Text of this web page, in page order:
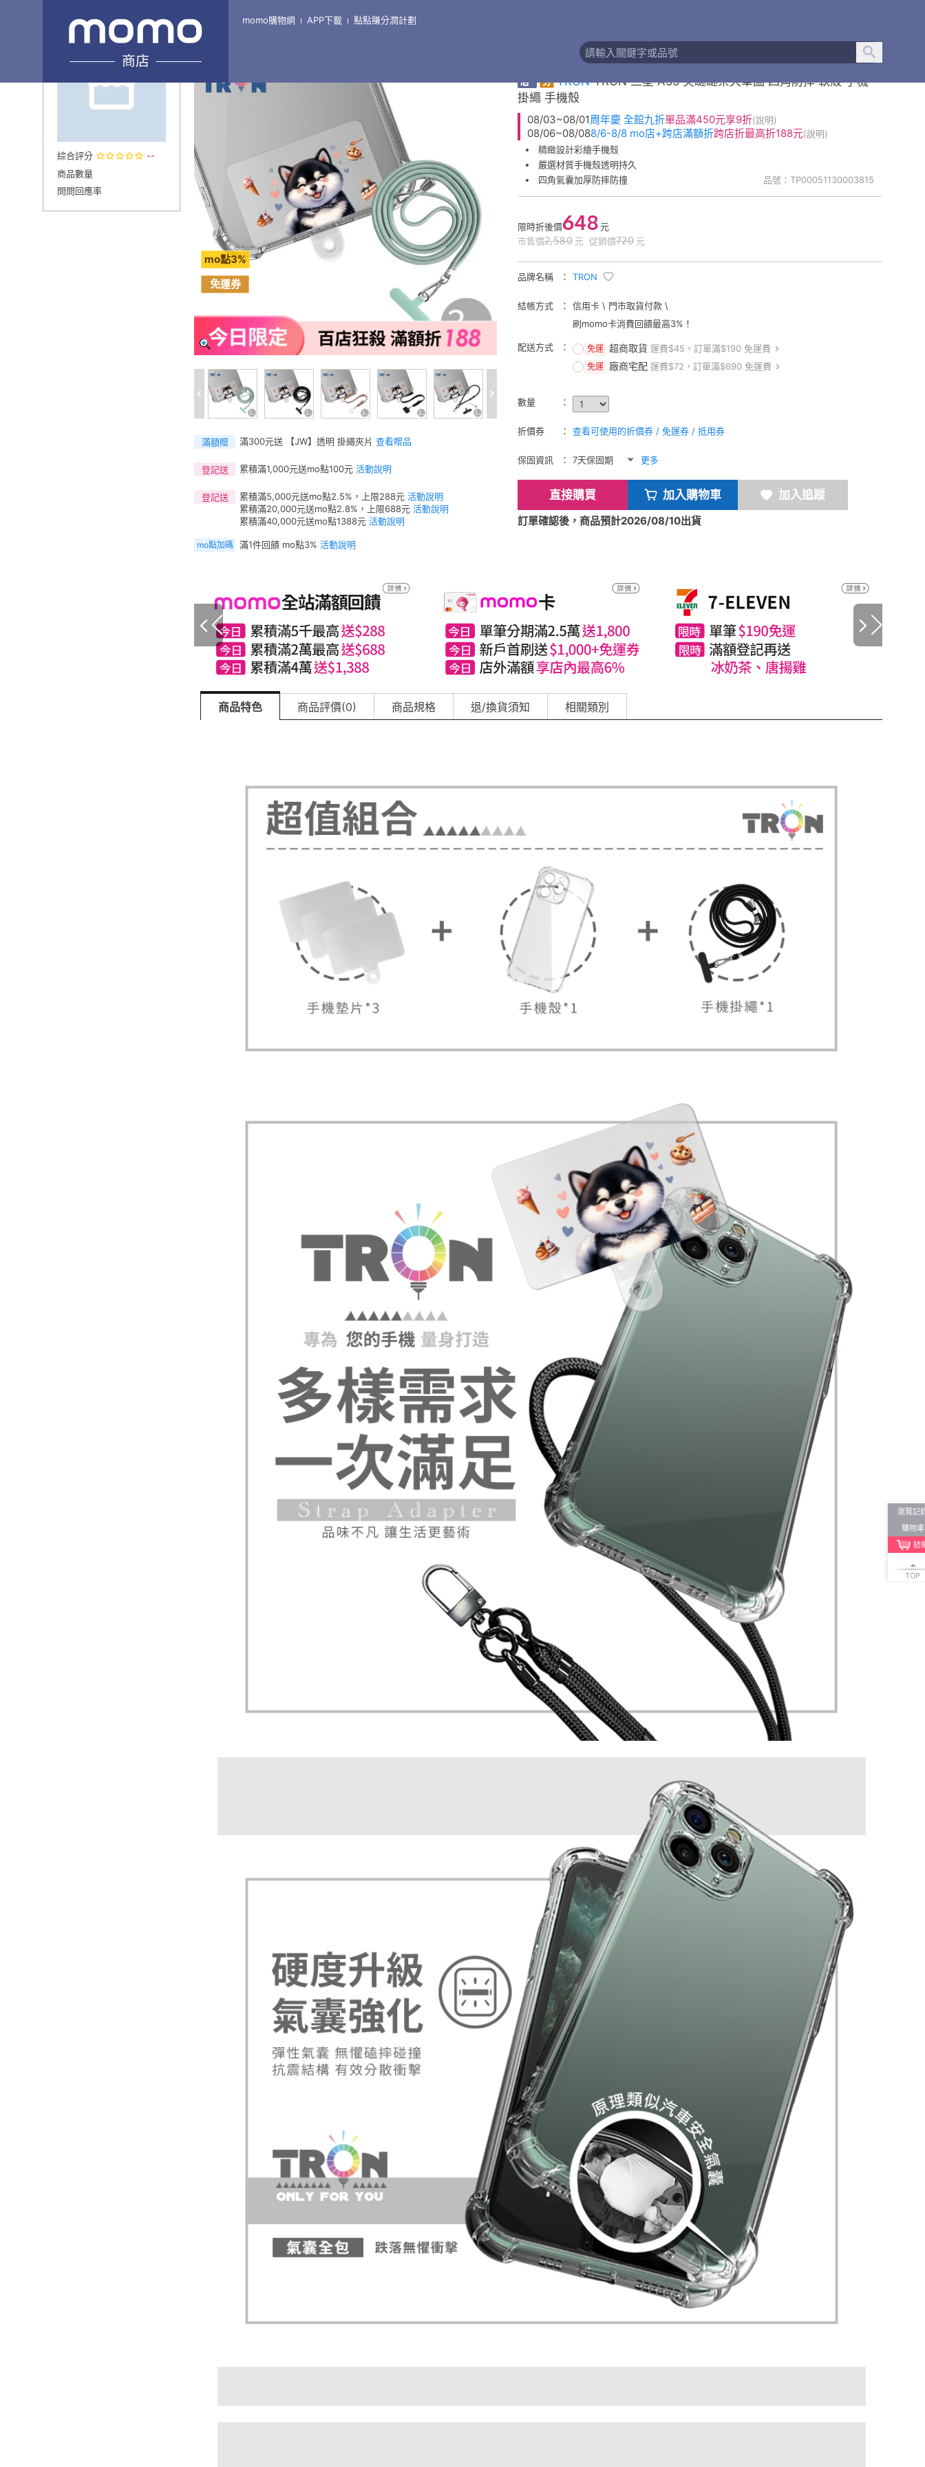
商店
momo購物網 APP下載 點點賺分潤計劃
綜合評分
--
商品數量
問問回應率
mo點3%
免運券
滿額贈 滿300元送 【JW】透明 掛繩夾片 查看贈品
登記送 累積滿1,000元送mo點100元 活動說明
登記送 累積滿5,000元送mo點2.5%，上限288元 活動說明
累積滿20,000元送mo點2.8%，上限688元 活動說明
累積滿40,000元送mo點1388元 活動說明
mo點加碼 滿1件回饋 mo點3% 活動說明
精緻彩繪掛繩手機殼
券 TRON TRON 三星 A55 笑瞇瞇柴犬單圖 四角防摔 軟殼 手機
掛繩 手機殼
08/03~08/01周年慶 全館九折單品滿450元享9折(說明)
08/06~08/088/6-8/8 mo店+跨店滿額折跨店折最高折188元(說明)
品號：TP00051130003815
精緻設計彩繪手機殼
嚴選材質手機殼透明持久
四角氣囊加厚防摔防撞
限時折後價648 元
市售價2,580 元 促銷價720 元
品牌名稱 TRON
結帳方式
信用卡 \ 門市取貨付款 \
刷momo卡消費回饋最高3%！
配送方式 免運 超商取貨 運費$45，訂單滿$190 免運費
免運 廠商宅配 運費$72，訂單滿$690 免運費
數量
折價券 查看可使用的折價券 / 免運券 / 抵用券
保固資訊 7天保固期 更多
直接購買 加入購物車 加入追蹤
訂單確認後，商品預計2026/08/10出貨
商品特色 商品評價(0) 商品規格 退/換貨須知 相關類別
瀏覽記
購物車
結
TOP